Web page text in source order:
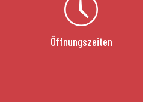
Öffnungszeiten